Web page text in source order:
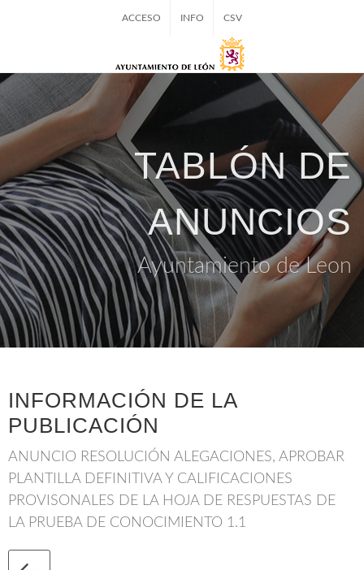
ACCESO INFO CSV
TABLÓN DE
ANUNCIOS
Ayuntamiento de Leon
INFORMACIÓN DE LA
PUBLICACIÓN
ANUNCIO RESOLUCIÓN ALEGACIONES, APROBAR
PLANTILLA DEFINITIVA Y CALIFICACIONES
PROVISONALES DE LA HOJA DE RESPUESTAS DE
LA PRUEBA DE CONOCIMIENTO 1.1